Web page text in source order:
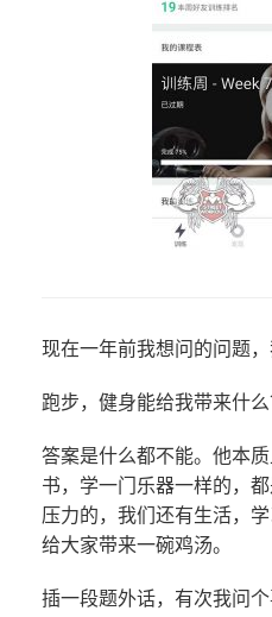
现在一年前我想问的问题，
跑步，健身能给我带来什么
答案是什么都不能。他本
书，学一门乐器一样的，
压力的，我们还有生活，
给大家带来一碗鸡汤。
插一段题外话，有次我问